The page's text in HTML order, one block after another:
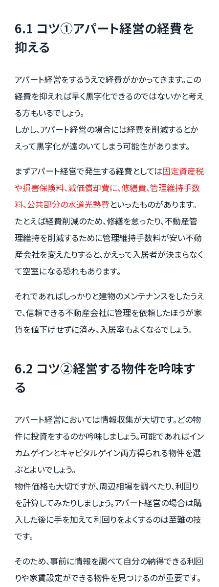
6.1 コツ①アパート経営の経費を
抑える
アパート経営をするうえで経費がかかってきます。この
経費を抑えれば早く黒字化できるのではないかと考え
る方もいるでしょう。
しかし、アパート経営の場合には経費を削減するとか
えって黒字化が遠のいてしまう可能性があります。
まずアパート経営で発生する経費としては固定資産税
や損害保険料、減価償却費に、修繕費、管理維持手数
料、公共部分の水道光熱費といったものがあります。
たとえば経費削減のため、修繕を怠ったり、不動産管
理維持を削減するために管理維持手数料が安い不動
産会社を変えたりすると、かえって入居者が決まらなく
て空室になる恐れもあります。
それであればしっかりと建物のメンテナンスをしたうえ
で、信頼できる不動産会社に管理を依頼したほうが家
賃を値下げせずに済み、入居率もよくなるでしょう。
6.2 コツ②経営する物件を吟味す
る
アパート経営においては情報収集が大切です。どの物
件に投資をするのか吟味しましょう。可能であればイン
カムゲインとキャピタルゲイン両方得られる物件を選
ぶとよいでしょう。
物件価格も大切ですが、周辺相場を調べたり、利回り
を計算してみたりしましょう。アパート経営の場合は購
入した後に手を加えて利回りをよくするのは至難の技
です。
そのため、事前に情報を調べて自分の納得できる利回
りや家賃設定ができる物件を見つけるのが重要です。